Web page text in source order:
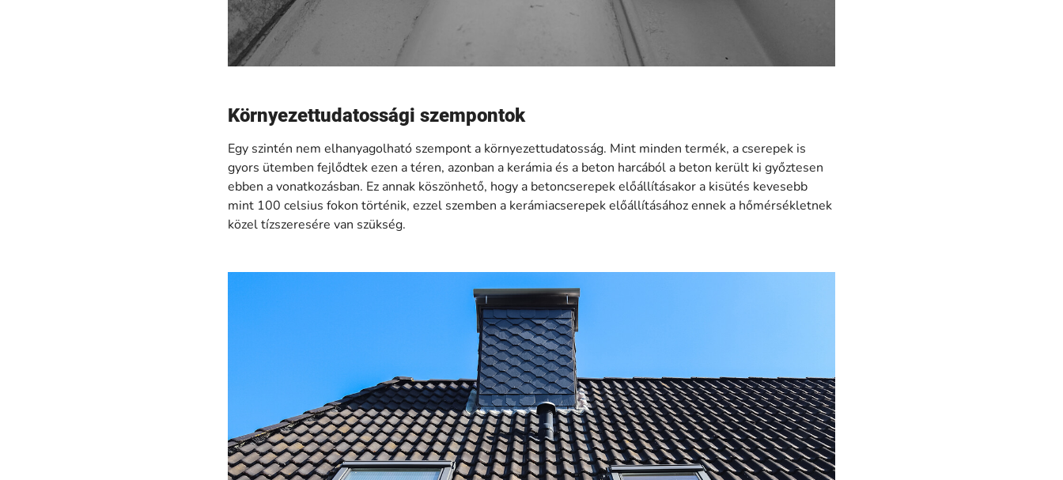
Környezettudatossági szempontok
Egy szintén nem elhanyagolható szempont a környezettudatosság. Mint minden termék, a cserepek is
gyors ütemben fejlődtek ezen a téren, azonban a kerámia és a beton harcából a beton került ki győztesen
ebben a vonatkozásban. Ez annak köszönhető, hogy a betoncserepek előállításakor a kisütés kevesebb
mint 100 celsius fokon történik, ezzel szemben a kerámiacserepek előállításához ennek a hőmérsékletnek
közel tízszeresére van szükség.